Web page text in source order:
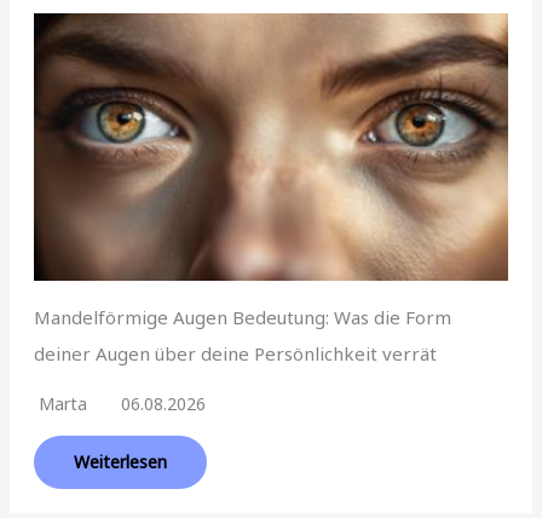
Mandelförmige Augen Bedeutung: Was die Form
deiner Augen über deine Persönlichkeit verrät
Marta 06.08.2026
Weiterlesen